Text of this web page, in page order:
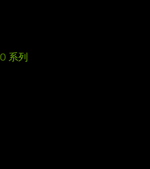
系列